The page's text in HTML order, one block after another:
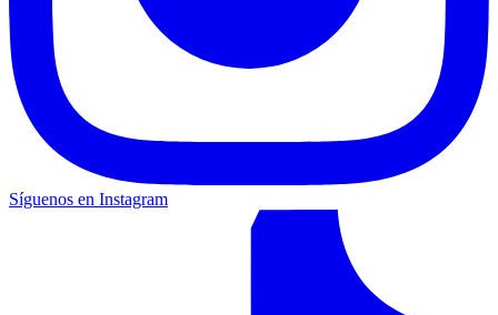
Síguenos en Instagram